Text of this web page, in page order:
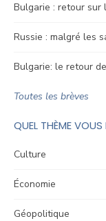
Bulgarie : retour sur
Russie : malgré les
Bulgarie: le retour
Toutes les brèves
QUEL THÈME VOUS
Culture
Économie
Géopolitique